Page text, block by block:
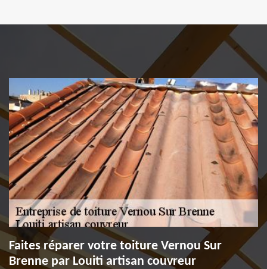
Faites réparer votre toiture Vernou Sur
Brenne par Louiti artisan couvreur